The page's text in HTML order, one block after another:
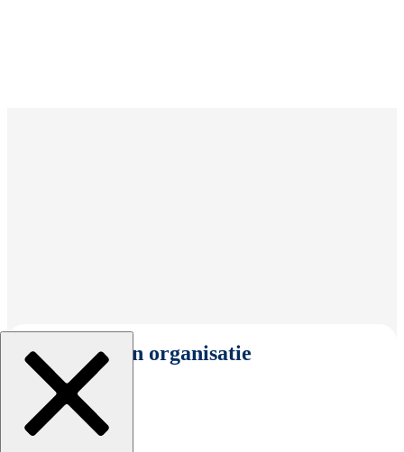
Selecteer een organisatie